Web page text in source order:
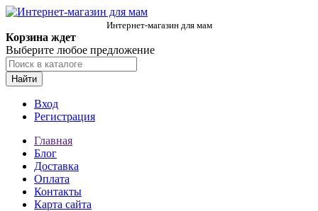
Интернет-магазин для мам
Корзина ждет
Выберите любое предложение
Найти
Вход
Регистрация
Главная
Блог
Доставка
Оплата
Контакты
Карта сайта